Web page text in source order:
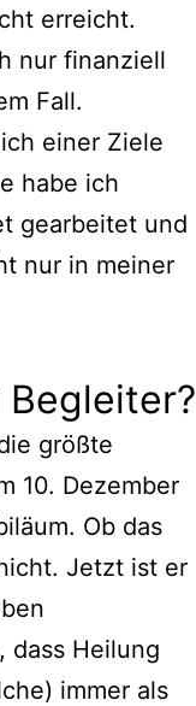
erreicht.
nur finanziell
Fall.
einer Ziele
habe ich
gearbeitet und
nur in meiner
größte
10. Dezember
Ob das
Jetzt ist er
dass Heilung
immer als